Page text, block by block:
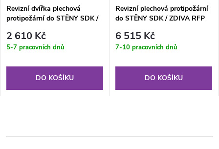
Revizní dvířka plechová
protipožární do STĚNY SDK /
2 610 Kč
5-7 pracovních dnů
DO KOŠÍKU
Revizní plechová protipožární
do STĚNY SDK / ZDIVA RFP
6 515 Kč
7-10 pracovních dnů
DO KOŠÍKU